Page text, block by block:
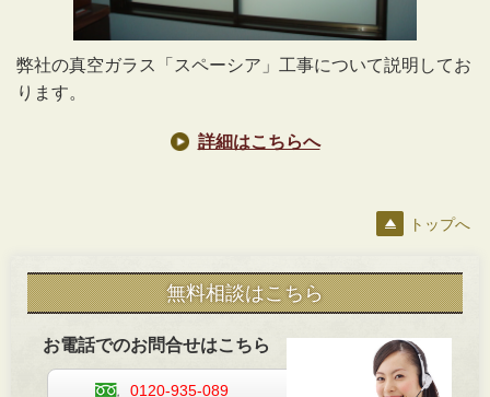
弊社の真空ガラス「スペーシア」工事について説明してお
ります。
詳細はこちらへ
トップへ
無料相談はこちら
お電話でのお問合せはこちら
0120-935-089